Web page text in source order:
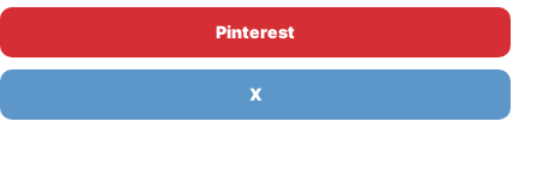
Pinterest
X